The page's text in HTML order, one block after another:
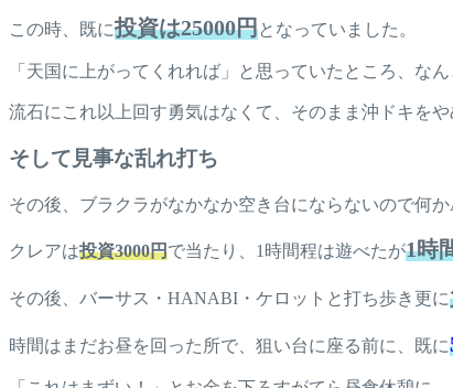
この時、既に投資は25000円となっていました。
「天国に上がってくれれば」と思っていたところ、なん
流石にこれ以上回す勇気はなくて、そのまま沖ドキをや
そして見事な乱れ打ち
その後、ブラクラがなかなか空き台にならないので何
クレアは投資3000円で当たり、1時間程は遊べたが1時
その後、バーサス・HANABI・ケロットと打ち歩き更に
時間はまだお昼を回った所で、狙い台に座る前に、既に